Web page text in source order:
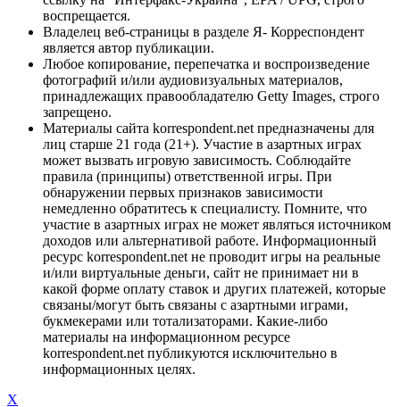
воспрещается.
Владелец веб-страницы в разделе Я- Корреспондент
является автор публикации.
Любое копирование, перепечатка и воспроизведение
фотографий и/или аудиовизуальных материалов,
принадлежащих правообладателю Getty Images, строго
запрещено.
Материалы сайта korrespondent.net предназначены для
лиц старше 21 года (21+). Участие в азартных играх
может вызвать игровую зависимость. Соблюдайте
правила (принципы) ответственной игры. При
обнаружении первых признаков зависимости
немедленно обратитесь к специалисту. Помните, что
участие в азартных играх не может являться источником
доходов или альтернативой работе. Информационный
ресурс korrespondent.net не проводит игры на реальные
и/или виртуальные деньги, сайт не принимает ни в
какой форме оплату ставок и других платежей, которые
связаны/могут быть связаны с азартными играми,
букмекерами или тотализаторами. Какие-либо
материалы на информационном ресурсе
korrespondent.net публикуются исключительно в
информационных целях.
X